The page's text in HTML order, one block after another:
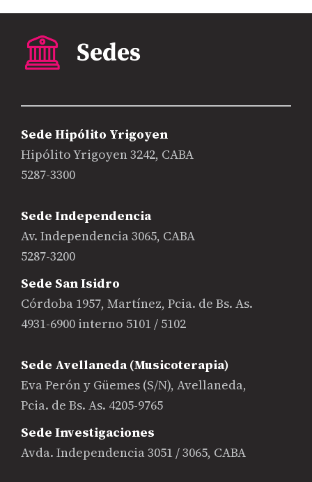
Sede Hipólito Yrigoyen
Hipólito Yrigoyen 3242, CABA
5287-3300
Sede Independencia
Av. Independencia 3065, CABA
5287-3200
Sede San Isidro
Córdoba 1957, Martínez, Pcia. de Bs. As.
4931-6900 interno 5101 / 5102
Sede Avellaneda (Musicoterapia)
Eva Perón y Güemes (S/N), Avellaneda,
Pcia. de Bs. As. 4205-9765
Sede Investigaciones
Avda. Independencia 3051 / 3065, CABA